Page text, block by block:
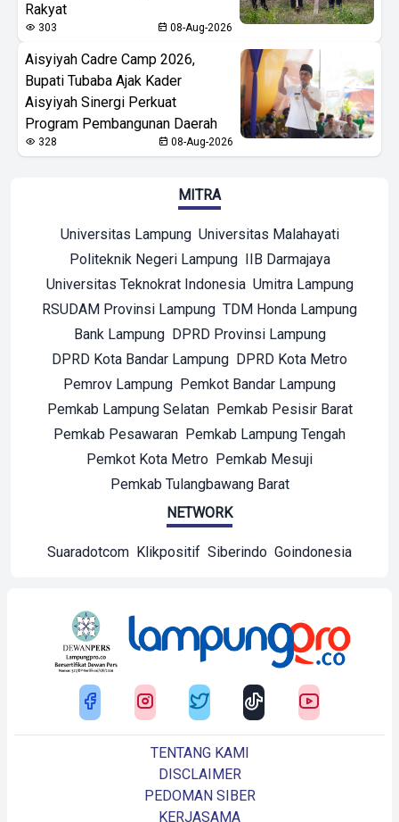
Rakyat
303 08-Aug-2026
Aisyiyah Cadre Camp 2026,
Bupati Tubaba Ajak Kader
Aisyiyah Sinergi Perkuat
Program Pembangunan Daerah
328 08-Aug-2026
MITRA
Universitas Lampung Universitas Malahayati
Politeknik Negeri Lampung
IIB Darmajaya
Universitas Teknokrat Indonesia Umitra Lampung
RSUDAM Provinsi Lampung TDM Honda Lampung
Bank Lampung
DPRD Provinsi Lampung
DPRD Kota Bandar Lampung DPRD Kota Metro
Pemrov Lampung Pemkot Bandar Lampung
Pemkab Lampung Selatan
Pemkab Pesisir Barat
Pemkab Pesawaran Pemkab Lampung Tengah
Pemkot Kota Metro Pemkab Mesuji
Pemkab Tulangbawang Barat
NETWORK
Suaradotcom Klikpositif Siberindo Goindonesia
TENTANG KAMI
DISCLAIMER
PEDOMAN SIBER
KERJASAMA